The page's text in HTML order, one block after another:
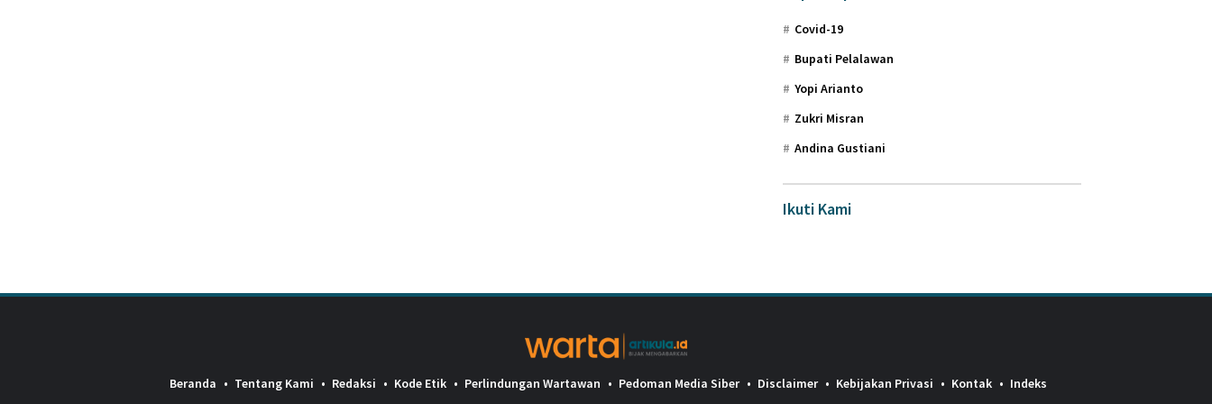
Covid-19
Bupati Pelalawan
Yopi Arianto
Zukri Misran
Andina Gustiani
Ikuti Kami
Beranda Tentang Kami Redaksi Kode Etik Perlindungan Wartawan Pedoman Media Siber Disclaimer Kebijakan Privasi Kontak Indeks